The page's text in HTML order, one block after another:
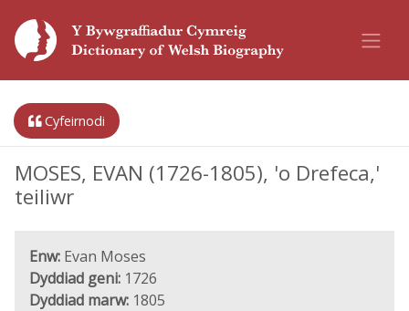
Cyfeirnodi
MOSES, EVAN (1726-1805), 'o Drefeca,'
teiliwr
Enw: Evan Moses
Dyddiad geni: 1726
Dyddiad marw: 1805